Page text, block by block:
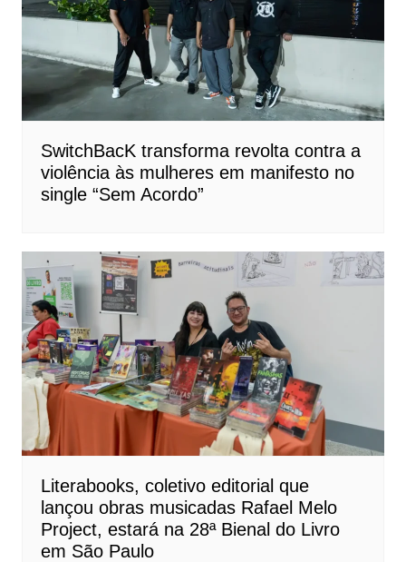
SwitchBacK transforma revolta contra a
violência às mulheres em manifesto no
single “Sem Acordo”
Literabooks, coletivo editorial que
lançou obras musicadas Rafael Melo
Project, estará na 28ª Bienal do Livro
em São Paulo